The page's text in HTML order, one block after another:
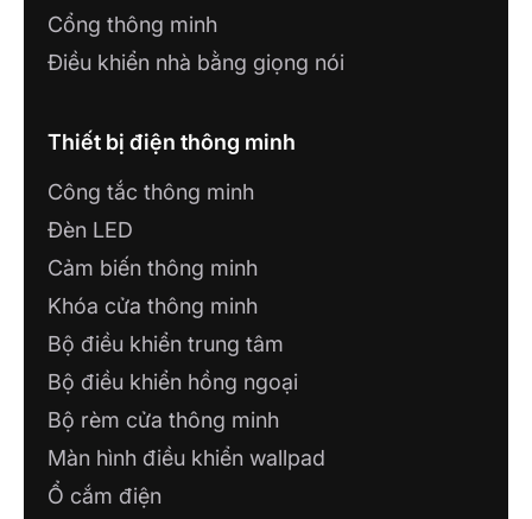
Cổng thông minh
Điều khiển nhà bằng giọng nói
Thiết bị điện thông minh
Công tắc thông minh
Đèn LED
Cảm biến thông minh
Khóa cửa thông minh
Bộ điều khiển trung tâm
Bộ điều khiển hồng ngoại
Bộ rèm cửa thông minh
Màn hình điều khiển wallpad
Ổ cắm điện